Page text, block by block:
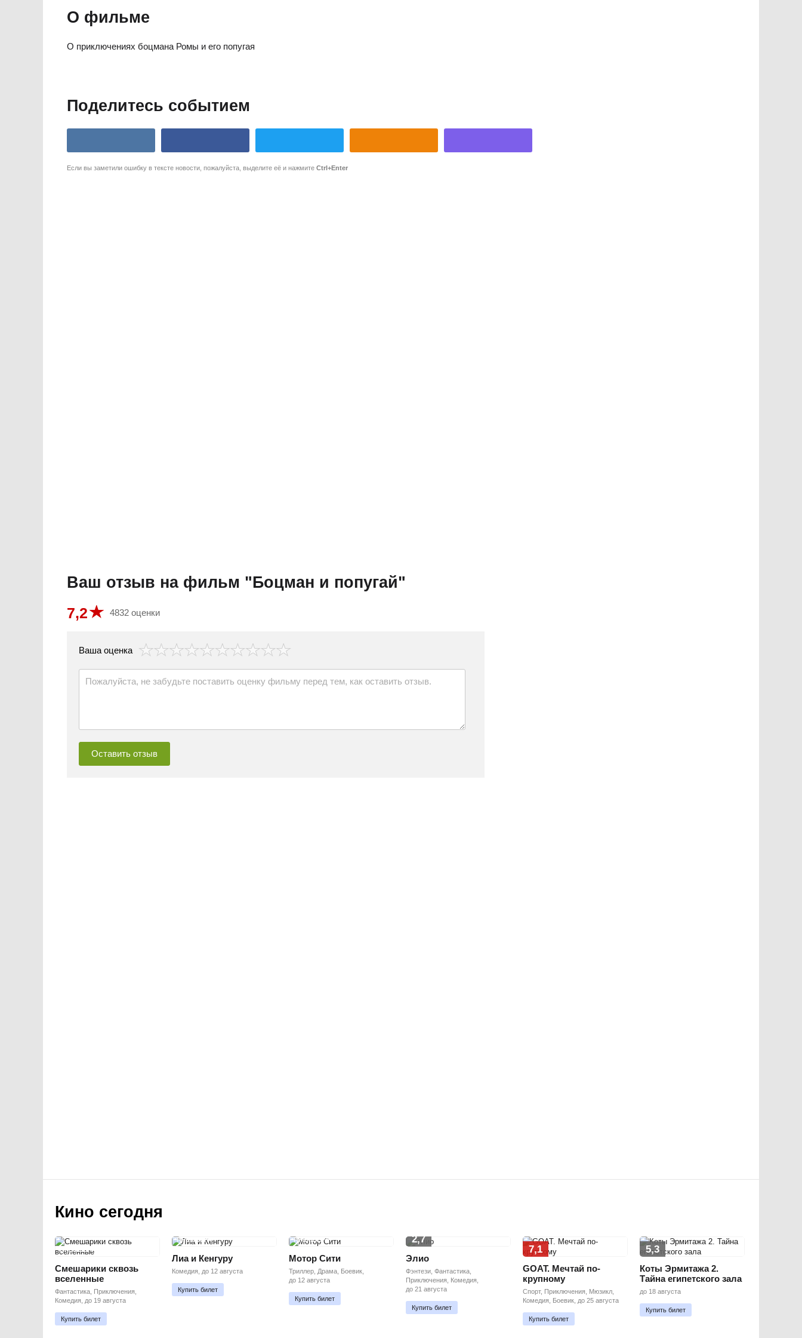
О фильме
О приключениях боцмана Ромы и его попугая
Поделитесь событием
Если вы заметили ошибку в тексте новости, пожалуйста, выделите её и нажмите Ctrl+Enter
Ваш отзыв на фильм "Боцман и попугай"
7,2 4832 оценки
Ваша оценка
Кино сегодня
ПРЕМЬЕРА
Смешарики сквозь
вселенные
Фантастика, Приключения,
Комедия, до 19 августа
Купить билет
ПРЕМЬЕРА
Лиа и Кенгуру
Комедия, до 12 августа
Купить билет
ПРЕМЬЕРА
Мотор Сити
Триллер, Драма, Боевик,
до 12 августа
Купить билет
2,7
Элио
Фэнтези, Фантастика,
Приключения, Комедия,
до 21 августа
Купить билет
7,1
GOAT. Мечтай по-
крупному
Спорт, Приключения, Мюзикл,
Комедия, Боевик, до 25 августа
Купить билет
5,3
Коты Эрмитажа 2.
Тайна египетского зала
до 18 августа
Купить билет